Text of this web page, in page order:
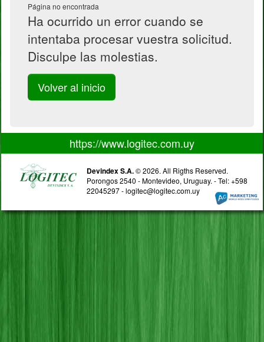
Página no encontrada
Ha ocurrido un error cuando se
intentaba procesar vuestra solicitud.
Disculpe las molestias.
Volver al inicio
https://www.logitec.com.uy
Devindex S.A.© 2026. All Rigths Reserved.
Porongos 2540 - Montevideo, Uruguay. - Tel: +598
22045297 - logitec@logitec.com.uy